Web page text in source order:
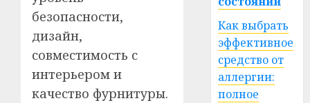
безопасности,
дизайн,
совместимость с
интерьером и
качество фурнитуры.
Как выбрать
эффективное
средство от
аллергии:
полное